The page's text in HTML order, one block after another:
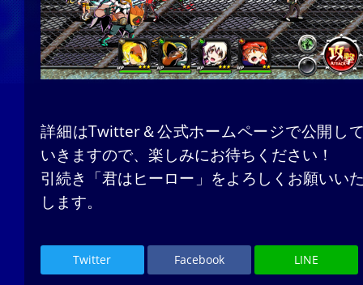
詳細はTwitter＆公式ホームページで公開し
いきますので、楽しみにお待ちください！
引続き「君はヒーロー」をよろしくお願いい
します。
Twitter Facebook LINE